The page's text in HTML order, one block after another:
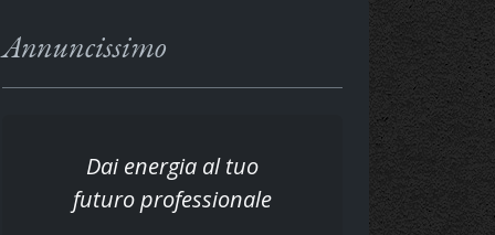
Annuncissimo
Dai energia al tuo
futuro professionale